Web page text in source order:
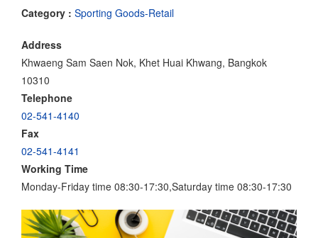
Category : Sporting Goods-Retail
Address
Khwaeng Sam Saen Nok, Khet Huai Khwang, Bangkok
10310
Telephone
02-541-4140
Fax
02-541-4141
Working Time
Monday-Friday time 08:30-17:30,Saturday time 08:30-17:30